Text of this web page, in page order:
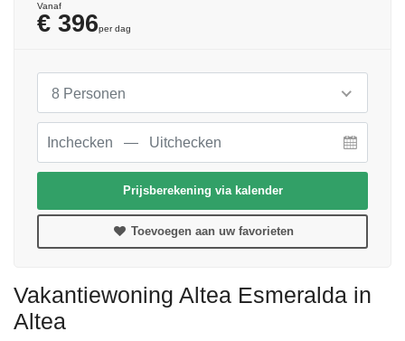
Vakantiewoning Altea Esmeralda in
Altea
Vanaf
€ 396per dag
8 Personen
Prijsberekening via kalender
Toevoegen aan uw favorieten